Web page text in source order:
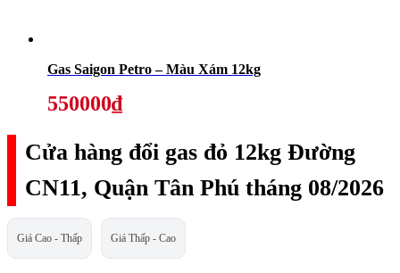
Gas Saigon Petro – Màu Xám 12kg
550000₫
Cửa hàng đổi gas đỏ 12kg Đường
CN11, Quận Tân Phú tháng 08/2026
Giá Cao - Thấp Giá Thấp - Cao